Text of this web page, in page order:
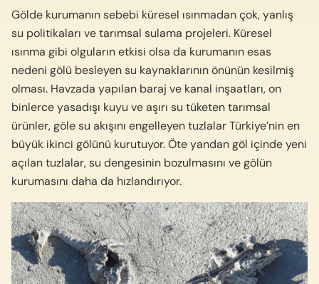
Gölde kurumanın sebebi küresel ısınmadan çok, yanlış
su politikaları ve tarımsal sulama projeleri. Küresel
ısınma gibi olguların etkisi olsa da kurumanın esas
nedeni gölü besleyen su kaynaklarının önünün kesilmiş
olması. Havzada yapılan baraj ve kanal inşaatları, on
binlerce yasadışı kuyu ve aşırı su tüketen tarımsal
ürünler, göle su akışını engelleyen tuzlalar Türkiye’nin en
büyük ikinci gölünü kurutuyor. Öte yandan göl içinde yeni
açılan tuzlalar, su dengesinin bozulmasını ve gölün
kurumasını daha da hızlandırıyor.